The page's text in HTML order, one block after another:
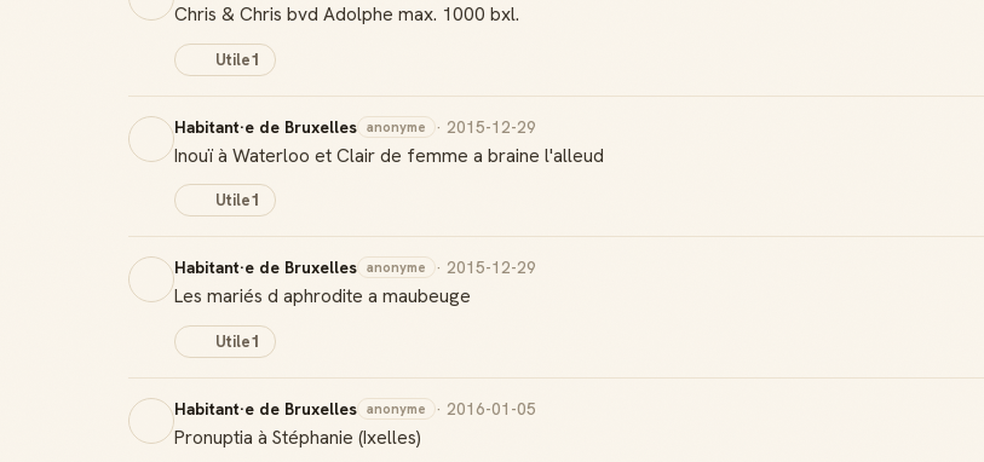
Chris & Chris bvd Adolphe max. 1000 bxl.
Utile1
Habitant·e de Bruxelles anonyme · 2015-12-29
Inouï à Waterloo et Clair de femme a braine l'alleud
Utile1
Habitant·e de Bruxelles anonyme · 2015-12-29
Les mariés d aphrodite a maubeuge
Utile1
Habitant·e de Bruxelles anonyme · 2016-01-05
Pronuptia à Stéphanie (Ixelles)